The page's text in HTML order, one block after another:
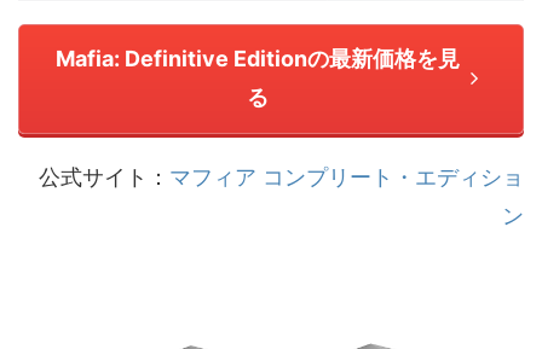
Mafia: Definitive Editionの最新価格を見
る
公式サイト： マフィア コンプリート・エディショ
ン